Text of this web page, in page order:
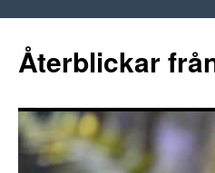
innehåll
Återblickar